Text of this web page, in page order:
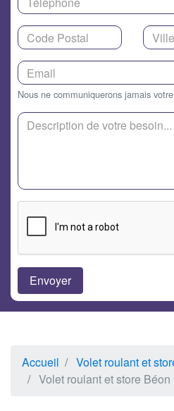
Nous ne communiquerons jamais
Accueil
Volet roulant et
Volet roulant et store Béon